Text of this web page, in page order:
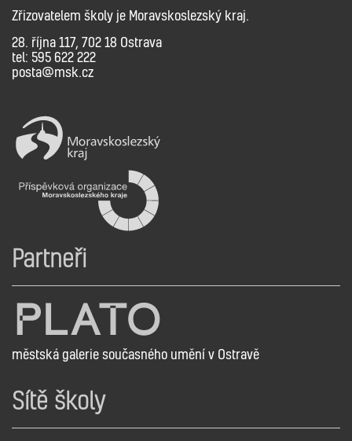
Zřizovatelem školy je Moravskoslezský kraj.
28. října 117, 702 18 Ostrava
tel: 595 622 222
posta@msk.cz
Partneři
městská galerie současného umění v Ostravě
Sítě školy